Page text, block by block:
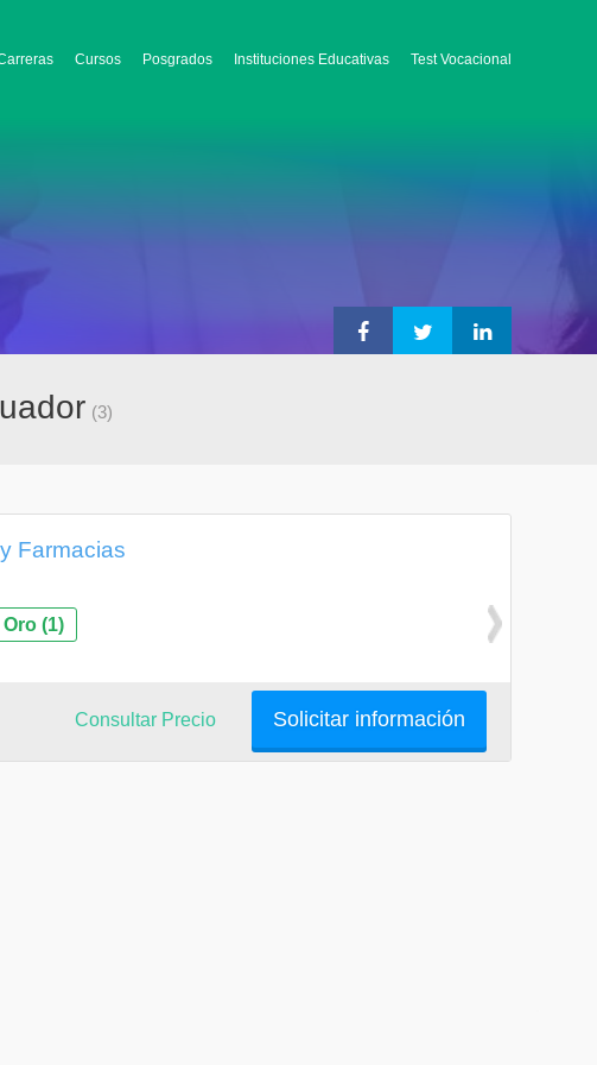
Cursos Posgrados Instituciones Educativas Test Vocacional
(3)
Farmacias
Oro (1)
Solicitar información
Consultar Precio